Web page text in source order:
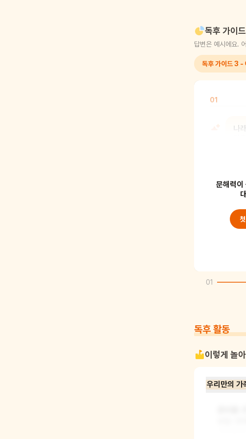
독후 가이
답변은 예시에요.
독후 가이드 3 -
01
나
소
[보호자
않는 마
문해력이
01
독후 활동
이렇게 놀
우리만의 가
방법: